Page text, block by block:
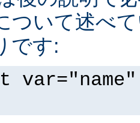
ついて述べ
です: